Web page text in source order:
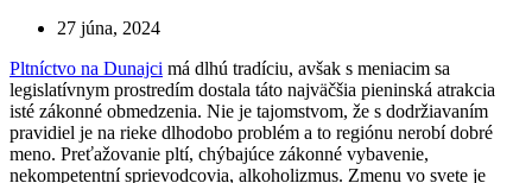
27 júna, 2024
Pltníctvo na Dunajci má dlhú tradíciu, avšak s meniacim sa
legislatívnym prostredím dostala táto najväčšia pieninská atrakcia
isté zákonné obmedzenia. Nie je tajomstvom, že s dodržiavaním
pravidiel je na rieke dlhodobo problém a to regiónu nerobí dobré
meno. Preťažovanie pltí, chýbajúce zákonné vybavenie,
nekompetentní sprievodcovia, alkoholizmus. Zmenu vo svete je